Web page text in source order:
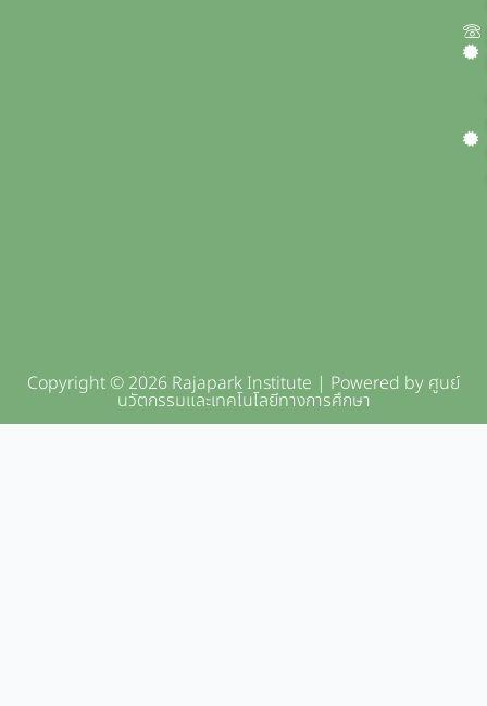
Copyright © 2026 Rajapark Institute | Powered by ศูนย์
นวัตกรรมและเทคโนโลยีทางการศึกษา